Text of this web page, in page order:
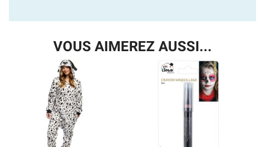
VOUS AIMEREZ AUSSI...